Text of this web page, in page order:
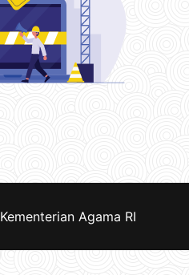
Kementerian Agama RI